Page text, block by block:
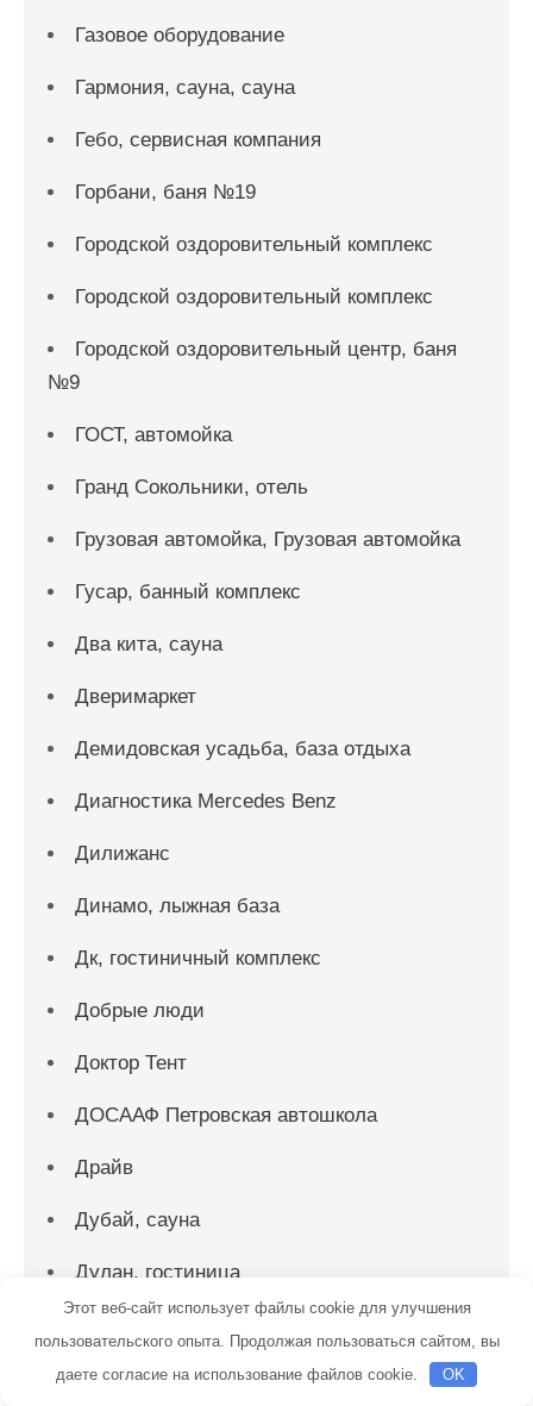
Газовое оборудование
Гармония, сауна, сауна
Гебо, сервисная компания
Горбани, баня №19
Городской оздоровительный комплекс
Городской оздоровительный комплекс
Городской оздоровительный центр, баня
№9
ГОСТ, автомойка
Гранд Сокольники, отель
Грузовая автомойка, Грузовая автомойка
Гусар, банный комплекс
Два кита, сауна
Дверимаркет
Демидовская усадьба, база отдыха
Диагностика Mercedes Benz
Дилижанс
Динамо, лыжная база
Дк, гостиничный комплекс
Добрые люди
Доктор Тент
ДОСААФ Петровская автошкола
Драйв
Дубай, сауна
Дулан, гостиница
Евро-door, строительно-производственная
Этот веб-сайт использует файлы cookie для улучшения
пользовательского опыта. Продолжая пользоваться сайтом, вы
даете согласие на использование файлов cookie.
OK